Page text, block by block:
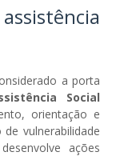
a porta
Social
orientação e
vulnerabilidade
ações